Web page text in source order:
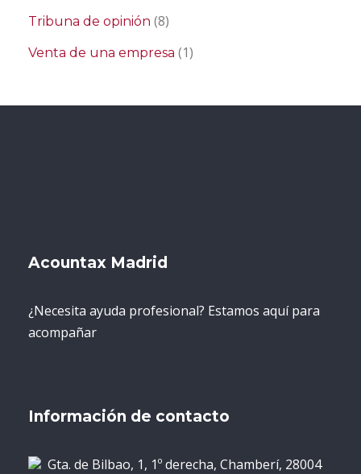
Tribuna de opinión (8)
Venta de una empresa (1)
Acountax Madrid
¿Necesita ayuda profesional? Estamos aquí para
acompañar
Información de contacto
Gta. de Bilbao, 1, 1º derecha, Chamberí, 28004